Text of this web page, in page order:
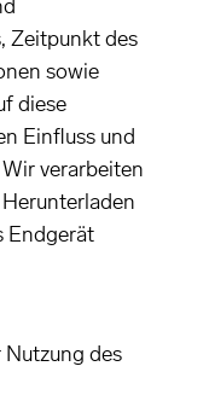
Zeitpunkt des
sowie
diese
Einfluss und
verarbeiten
Endgerät
des